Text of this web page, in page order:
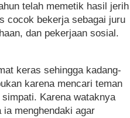
telah memetik hasil jerih
cocok bekerja sebagai juru
dan pekerjaan sosial.
keras sehingga kadang-
karena mencari teman
Karena wataknya
menghendaki agar